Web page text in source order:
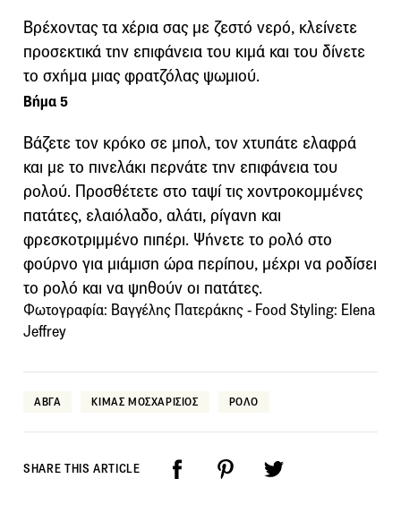
Βρέχοντας τα χέρια σας με ζεστό νερό, κλείνετε
προσεκτικά την επιφάνεια του κιμά και του δίνετε
το σχήμα μιας φρατζόλας ψωμιού.
Βήμα 5
Βάζετε τον κρόκο σε μπολ, τον χτυπάτε ελαφρά
και με το πινελάκι περνάτε την επιφάνεια του
ρολού. Προσθέτετε στο ταψί τις χοντροκομμένες
πατάτες, ελαιόλαδο, αλάτι, ρίγανη και
φρεσκοτριμμένο πιπέρι. Ψήνετε το ρολό στο
φούρνο για μιάμιση ώρα περίπου, μέχρι να ροδίσει
το ρολό και να ψηθούν οι πατάτες.
Φωτογραφία: Βαγγέλης Πατεράκης - Food Styling: Elena
Jeffrey
ΑΒΓΑ ΚΙΜΑΣ ΜΟΣΧΑΡΙΣΙΟΣ ΡΟΛΟ
SHARE THIS ARTICLE